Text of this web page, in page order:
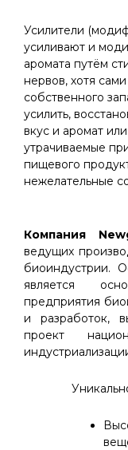
Усилители
усиливают и
аромата путём
нервов, хотя
собственного
усилить,
вкус и аромат
утрачиваемые
пищевого
нежелательные
Компания
ведущих
биоиндустрии.
является
предприятия
и разработок,
проект